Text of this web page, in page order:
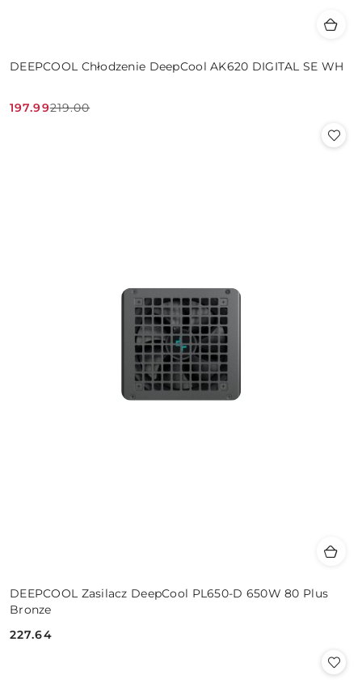
DEEPCOOL Chłodzenie DeepCool AK620 DIGITAL SE WH
Cena
197.99
Cena
219.00
DEEPCOOL Zasilacz DeepCool PL650-D 650W 80 Plus
Bronze
Cena:
227.64